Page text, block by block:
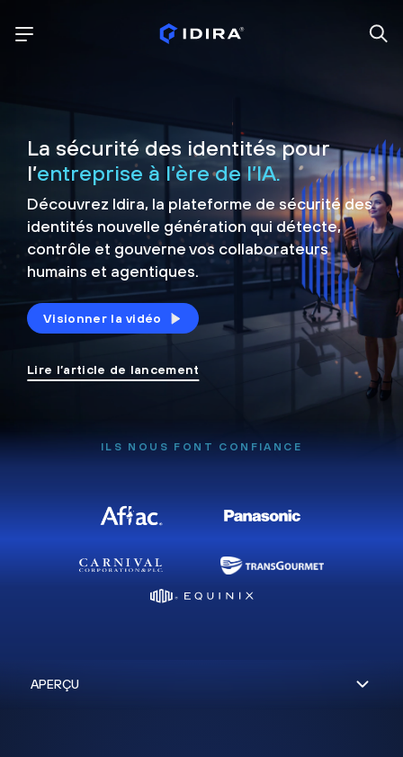
La sécurité des identités pour
l’entreprise à l’ère de l’IA.
Découvrez Idira, la plateforme de sécuritédes
identités nouvelle génération qui détecte,
contrôle et gouverne vos collaborateurs
humains et agentiques.
Visionner la vidéo
Lire l’article de lancement
ILS NOUS FONT CONFIANCE